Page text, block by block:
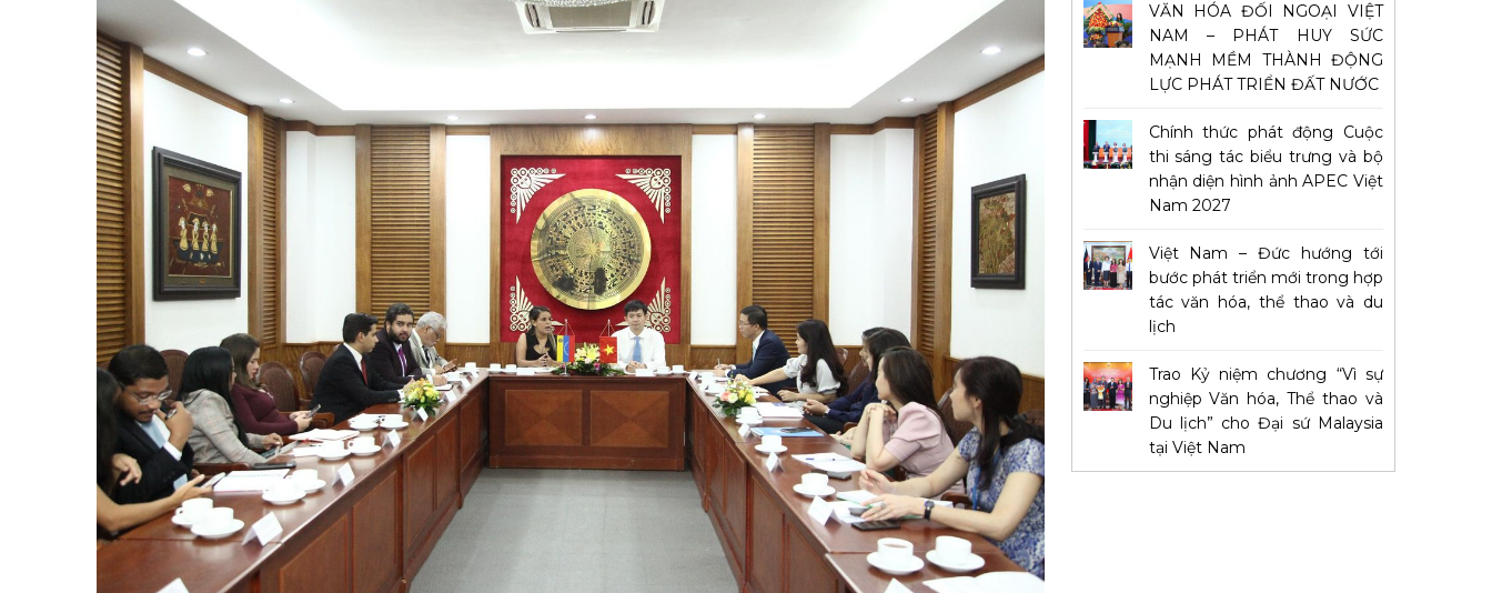
VĂN HÓA ĐỐI NGOẠI VIỆT
NAM – PHÁT HUY SỨC
MẠNH MỀM THÀNH ĐỘNG
LỰC PHÁT TRIỂN ĐẤT NƯỚC
Chính thức phát động Cuộc
thi sáng tác biểu trưng và bộ
nhận diện hình ảnh APEC Việt
Nam 2027
Việt Nam – Đức hướng tới
bước phát triển mới trong hợp
tác văn hóa, thể thao và du
lịch
Trao Kỷ niệm chương “Vì sự
nghiệp Văn hóa, Thể thao và
Du lịch” cho Đại sứ Malaysia
tại Việt Nam